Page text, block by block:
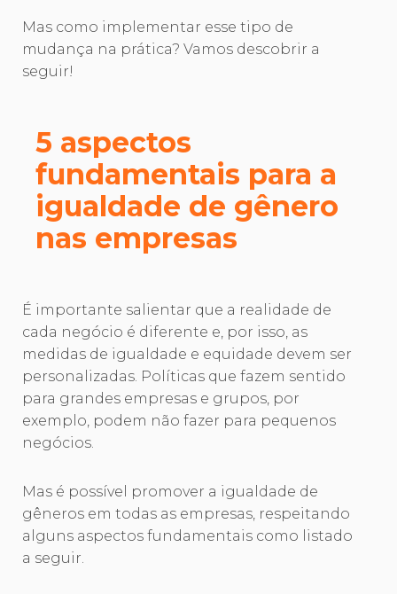
Mas como implementar esse tipo de
mudança na prática? Vamos descobrir a
seguir!
5 aspectos
fundamentais para a
igualdade de gênero
nas empresas
É importante salientar que a realidade de
cada negócio é diferente e, por isso, as
medidas de igualdade e equidade devem ser
personalizadas. Políticas que fazem sentido
para grandes empresas e grupos, por
exemplo, podem não fazer para pequenos
negócios.
Mas é possível promover a igualdade de
gêneros em todas as empresas, respeitando
alguns aspectos fundamentais como listado
a seguir.